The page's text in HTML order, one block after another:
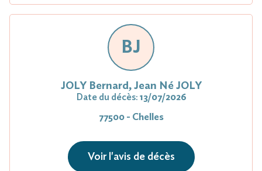
BJ
JOLY Bernard, Jean Né JOLY
Date du décès: 13/07/2026
77500 - Chelles
Voir l'avis de décès